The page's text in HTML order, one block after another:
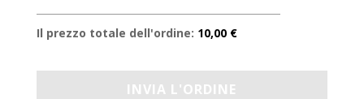
Il prezzo totale dell'ordine: 10,00 €